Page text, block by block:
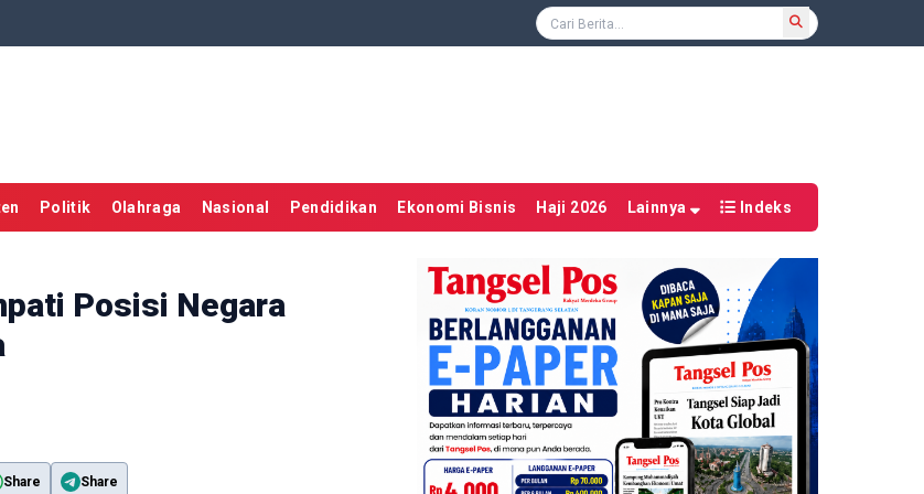
Politik Olahraga Nasional Pendidikan Ekonomi Bisnis Haji 2026 Lainnya Indeks
Posisi Negara
Share Share